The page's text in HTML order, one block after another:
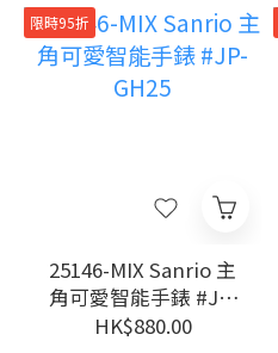
限時95折
25146-MIX Sanrio 主
角可愛智能手錶 #JP-
GH25
HK$880.00